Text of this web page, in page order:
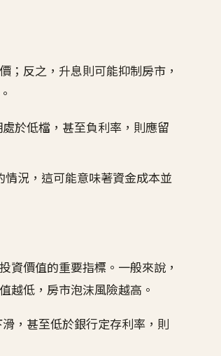
；反之，升息則可能抑制房市，
於低檔，甚至負利率，則應留
況，這可能意味著資金成本並
資價值的重要指標。一般來說，
越低，房市泡沫風險越高。
，甚至低於銀行定存利率，則